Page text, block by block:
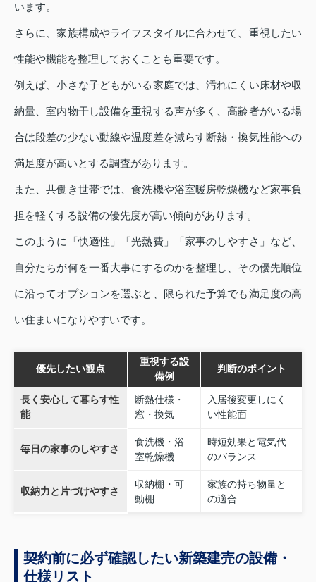
います。
さらに、家族構成やライフスタイルに合わせて、重視したい
性能や機能を整理しておくことも重要です。
例えば、小さな子どもがいる家庭では、汚れにくい床材や収
納量、室内物干し設備を重視する声が多く、高齢者がいる場
合は段差の少ない動線や温度差を減らす断熱・換気性能への
満足度が高いとする調査があります。
また、共働き世帯では、食洗機や浴室暖房乾燥機など家事負
担を軽くする設備の優先度が高い傾向があります。
このように「快適性」「光熱費」「家事のしやすさ」など、
自分たちが何を一番大事にするのかを整理し、その優先順位
に沿ってオプションを選ぶと、限られた予算でも満足度の高
い住まいになりやすいです。
優先したい観点
重視する設
備例
判断のポイント
長く安心して暮らす性
能
断熱仕様・
窓・換気
入居後変更しにく
い性能面
毎日の家事のしやすさ
食洗機・浴
室乾燥機
時短効果と電気代
のバランス
収納力と片づけやすさ
収納棚・可
動棚
家族の持ち物量と
の適合
契約前に必ず確認したい新築建売の設備・
仕様リスト